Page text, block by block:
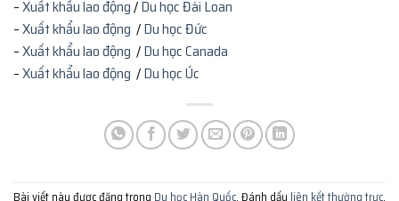
–Xuất khẩu lao động/Du học Đài Loan
–Xuất khẩu lao động /Du học Đức
–Xuất khẩu lao động /Du học Canada
–Xuất khẩu lao động /Du học Úc
Bài viết này được đăng trong Du học Hàn Quốc. Đánh dấu liên kết thường trực.